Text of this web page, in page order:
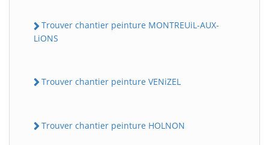
Trouver chantier peinture MONTREUiL-AUX-
LiONS
Trouver chantier peinture VENiZEL
Trouver chantier peinture HOLNON
B Assistant en ligne